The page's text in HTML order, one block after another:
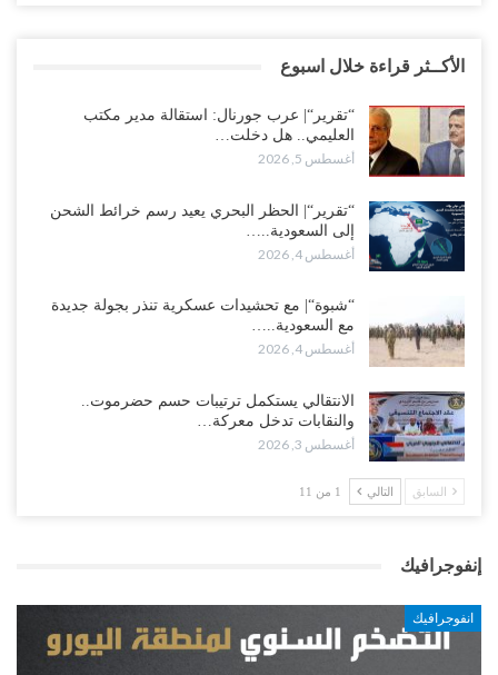
الأكــثر قراءة خلال اسبوع
“تقرير“| عرب جورنال: استقالة مدير مكتب
العليمي.. هل دخلت…
أغسطس 5, 2026
“تقرير“| الحظر البحري يعيد رسم خرائط الشحن
إلى السعودية..…
أغسطس 4, 2026
“شبوة“| مع تحشيدات عسكرية تنذر بجولة جديدة
مع السعودية..…
أغسطس 4, 2026
الانتقالي يستكمل ترتيبات حسم حضرموت..
والنقابات تدخل معركة…
أغسطس 3, 2026
السابق التالي 1 من 11
إنفوجرافيك
انفوجرافيك